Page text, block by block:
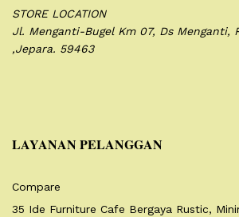
STORE LOCATION
Jl. Menganti-Bugel Km 07, Ds Menganti,
,Jepara. 59463
LAYANAN PELANGGAN
Compare
35 Ide Furniture Cafe Bergaya Rustic,